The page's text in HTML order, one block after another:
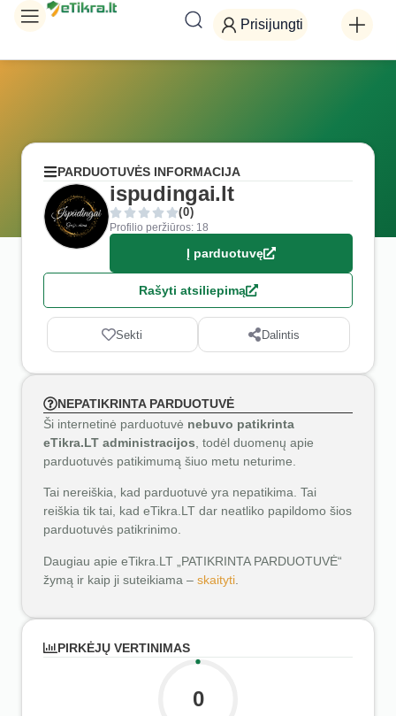
Prisijungti
PARDUOTUVĖS INFORMACIJA
ispudingai.lt
(0)
Profilio peržiūros: 18
Į parduotuvę
Rašyti atsiliepimą
Sekti Dalintis
NEPATIKRINTA PARDUOTUVĖ
Ši internetinė parduotuvė nebuvo patikrinta
eTikra.LT administracijos , todėl duomenų apie
parduotuvės patikimumą šiuo metu neturime.
Tai nereiškia, kad parduotuvė yra nepatikima. Tai
reiškia tik tai, kad eTikra.LT dar neatliko papildomo šios
parduotuvės patikrinimo.
Daugiau apie eTikra.LT „PATIKRINTA PARDUOTUVĖ“
žymą ir kaip ji suteikiama – skaityti
PIRKĖJŲ VERTINIMAS
0